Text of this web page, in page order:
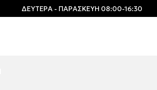
ΔΕΥΤΕΡΑ - ΠΑΡΑΣΚΕΥΗ 08:00-16:30